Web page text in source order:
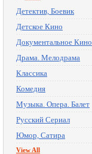
Детектив, Боевик
Детское Кино
Документальное Кино
Драма. Мелодрама
Классика
Комедия
Музыка. Опера. Балет
Русский Сериал
Юмор, Сатира
View All